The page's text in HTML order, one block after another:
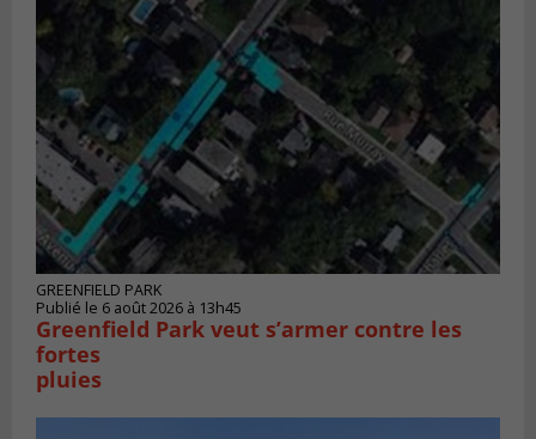
GREENFIELD PARK
Publié le 6 août 2026 à 13h45
Greenfield Park veut s’armer contre les
fortes
pluies